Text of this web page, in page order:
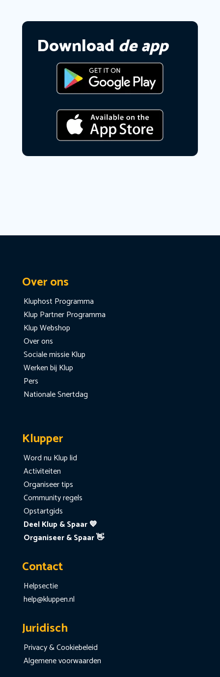
Download de app
Over ons
Kluphost Programma
Klup Partner Programma
Klup Webshop
Over ons
Sociale missie Klup
Werken bij Klup
Pers
Nationale Snertdag
Klupper
Word nu Klup lid
Activiteiten
Organiseer tips
Community regels
Opstartgids
Deel Klup & Spaar 💙
Organiseer & Spaar 👋
Contact
Helpsectie
help@kluppen.nl
Juridisch
Privacy & Cookiebeleid
Algemene voorwaarden